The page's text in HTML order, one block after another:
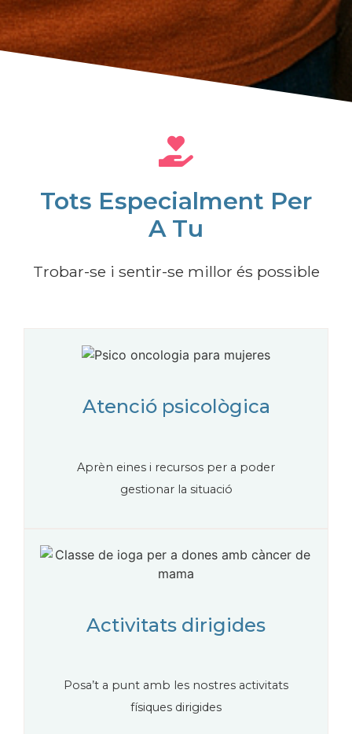
Tots Especialment Per
A Tu
Trobar-se i sentir-se millor és possible
Atenció psicològica
Aprèn eines i recursos per a poder
gestionar la situació
Activitats dirigides
Posa’t a punt amb les nostres activitats
físiques dirigides